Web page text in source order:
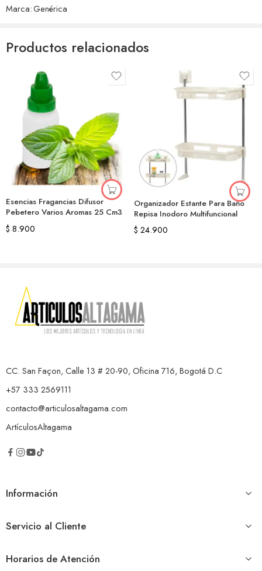
Marca:Genérica
Productos relacionados
Esencias Fragancias Difusor
Pebetero Varios Aromas 25 Cm3
$ 8.900
Organizador Estante Para Baño
Repisa Inodoro Multifuncional
$ 24.900
CC. San Façon, Calle 13 # 20-90, Oficina 716, Bogotá D.C
+57 333 2569111
contacto@articulosaltagama.com
ArtículosAltagama
Información
Servicio al Cliente
Horarios de Atención